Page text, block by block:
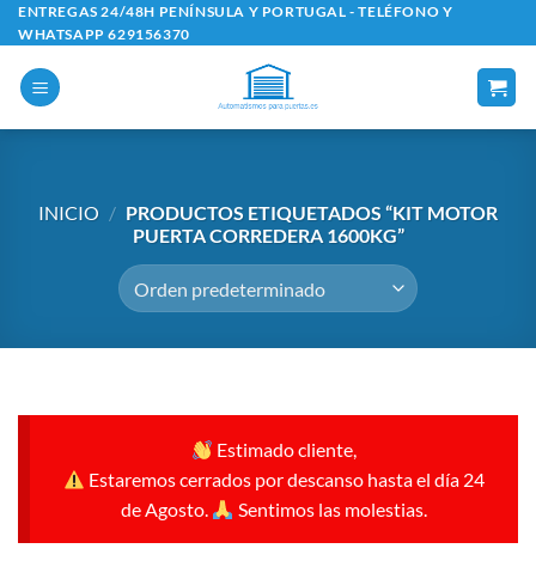
Saltar
al
contenido
ENTREGAS 24/48H PENÍNSULA Y PORTUGAL - TELÉFONO Y
WHATSAPP 629156370
INICIO / PRODUCTOS ETIQUETADOS “KIT MOTOR
PUERTA CORREDERA 1600KG”
Estimado cliente,
Estaremos cerrados por descanso hasta el día 24
de Agosto.
Sentimos las molestias.